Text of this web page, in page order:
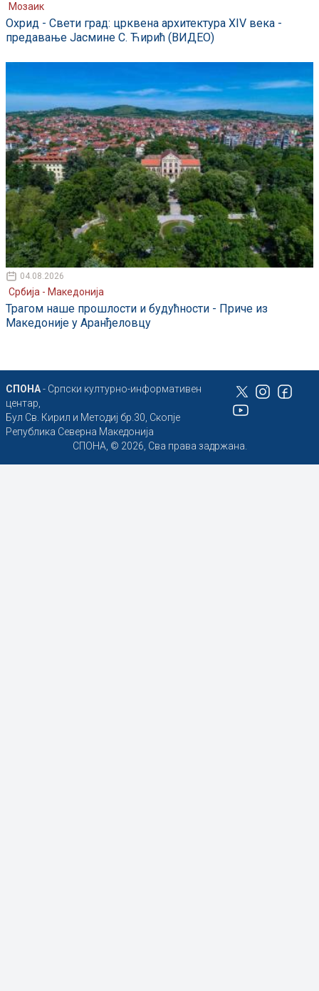
Мозаик
Охрид - Свети град: црквена архитектура XIV века -
предавање Јасмине С. Ћирић (ВИДЕО)
04.08.2026
Србија - Македонија
Трагом наше прошлости и будућности - Приче из
Македоније у Аранђеловцу
СПОНА- Српски културно-информативен
центар,
Бул Св. Кирил и Методиј бр.30, Скопје
Република Северна Македонија
СПОНА, © 2026, Сва права задржана.